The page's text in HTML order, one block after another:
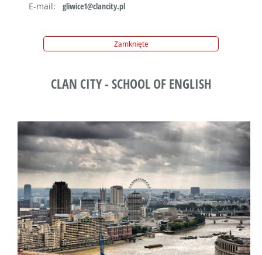
E-mail:
gliwice1@clancity.pl
Zamknięte
CLAN CITY - SCHOOL OF ENGLISH